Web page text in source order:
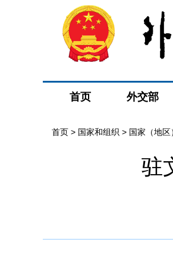
首页 外交部
首页 > 国家和组织 > 国家（地区
驻